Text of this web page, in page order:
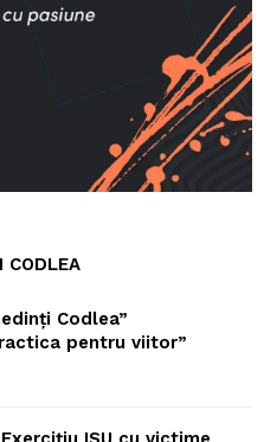
CODLEA
Codlea”
pentru viitor”